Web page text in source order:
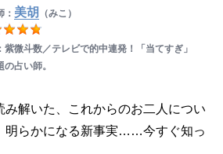
： 美胡 （みこ）
紫微斗数／テレビで的中連発！「当てすぎ」
の占い師。
み解いた、これからのお二人につい
明らかになる新事実……今すぐ知っ